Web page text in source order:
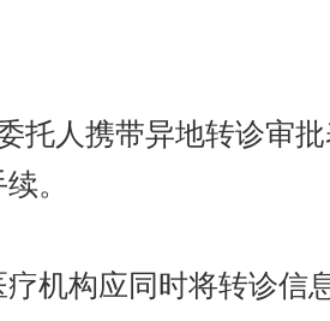
托人携带异地转诊审
。
机构应同时将转诊信